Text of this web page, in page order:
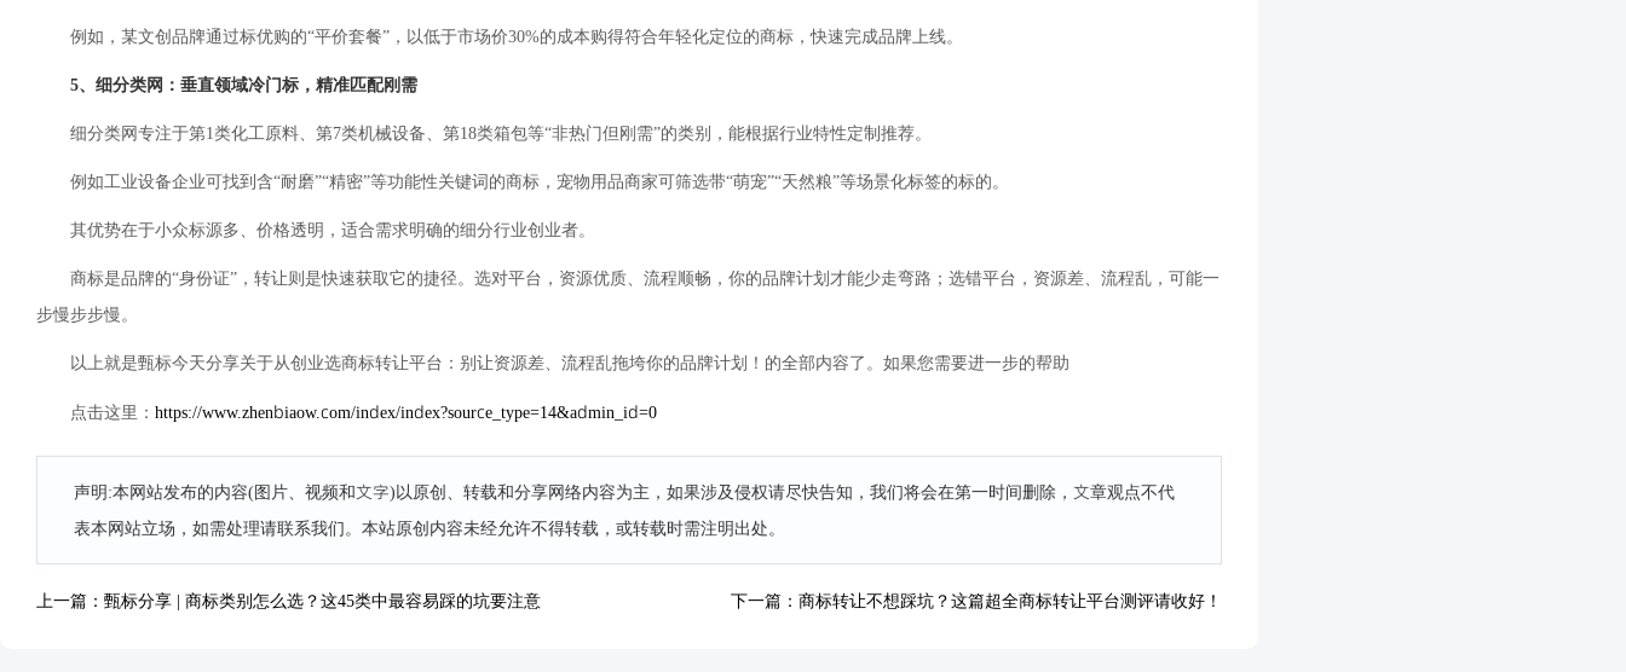
例如，某文创品牌通过标优购的“平价套餐”，以低于市场价30%的成本购得符合年轻化定位的商标，快速完成品牌上线。
5、细分类网：垂直领域冷门标，精准匹配刚需
细分类网专注于第1类化工原料、第7类机械设备、第18类箱包等“非热门但刚需”的类别，能根据行业特性定制推荐。
例如工业设备企业可找到含“耐磨”“精密”等功能性关键词的商标，宠物用品商家可筛选带“萌宠”“天然粮”等场景化标签的标的。
其优势在于小众标源多、价格透明，适合需求明确的细分行业创业者。
商标是品牌的“身份证”，转让则是快速获取它的捷径。选对平台，资源优质、流程顺畅，你的品牌计划才能少走弯路；选错平台，资源差、流程乱，可能一
步慢步步慢。
以上就是甄标今天分享关于从创业选商标转让平台：别让资源差、流程乱拖垮你的品牌计划！的全部内容了。如果您需要进一步的帮助
点击这里： https://www.zhenbiaow.com/index/index?source_type=14&admin_id=0
声明:本网站发布的内容(图片、视频和文字)以原创、转载和分享网络内容为主，如果涉及侵权请尽快告知，我们将会在第一时间删除，文章观点不代
表本网站立场，如需处理请联系我们。本站原创内容未经允许不得转载，或转载时需注明出处。
上一篇：甄标分享 | 商标类别怎么选？这45类中最容易踩的坑要注意 下一篇：商标转让不想踩坑？这篇超全商标转让平台测评请收好！